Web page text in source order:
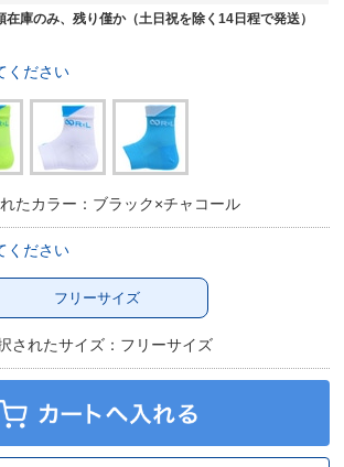
在庫のみ、残り僅か（土日祝を除く14日程で発送）
ください
たカラー：ブラック×チャコール
ください
フリーサイズ
されたサイズ：フリーサイズ